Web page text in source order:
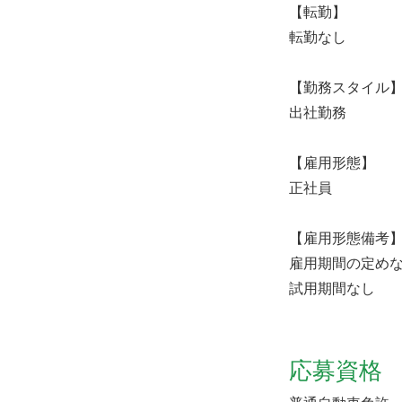
【転勤】
転勤なし
【勤務スタイル】
出社勤務
【雇用形態】
正社員
【雇用形態備考】
雇用期間の定め
試用期間なし
応募資格